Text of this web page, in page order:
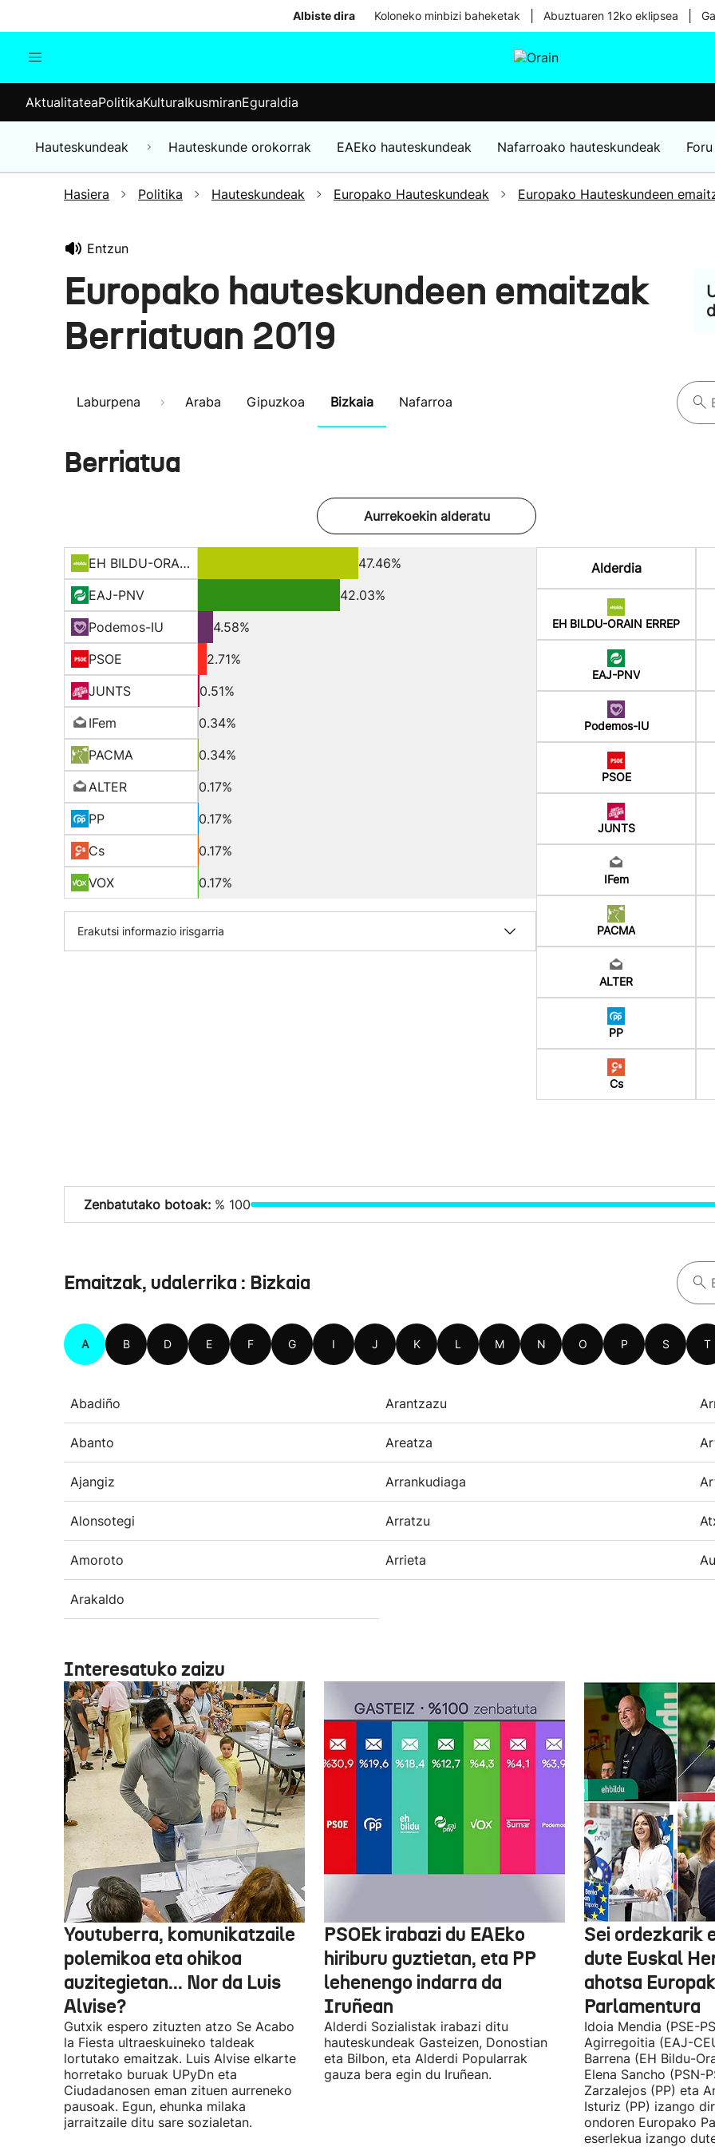
Albiste dira Koloneko minbizi baheketak Abuztuaren 12ko eklipsea
Munduko albisteak
Hauteskundeak
AktualitateaPolitikaKulturaIkusmiranEguraldia
Hauteskundeak Hauteskunde orokorrak EAEko hauteskundeak Nafarroako hauteskundeak
Hasiera Politika Hauteskundeak Europako Hauteskundeak Europako Hauteskundeen
Entzun
Europako hauteskundeen emaitzak
Berriatuan 2019
Laburpena Araba Gipuzkoa Bizkaia Nafarroa
Berriatua
Aurrekoekin alderatu
EH BILDU-ORAIN ERREP
47.46%
EAJ-PNV
42.03%
Podemos-IU
4.58%
PSOE
2.71%
JUNTS
0.51%
IFem
0.34%
PACMA
0.34%
ALTER
0.17%
PP
0.17%
Cs
0.17%
VOX
0.17%
Erakutsi informazio irisgarria
Alderdia
EH BILDU-ORAIN ERREP
EAJ-PNV
Podemos-IU
PSOE
JUNTS
IFem
PACMA
ALTER
PP
Cs
Zenbatutako botoak: % 100
Emaitzak, udalerrika : Bizkaia
A B D E F G I J K L M N O P S T
Abadiño Arantzazu
Abanto Areatza
Ajangiz Arrankudiaga
Alonsotegi Arratzu
Amoroto Arrieta
Arakaldo
Interesatuko zaizu
Youtuberra, komunikatzaile
polemikoa eta ohikoa
auzitegietan... Nor da Luis
Alvise?
Gutxik espero zituzten atzo Se Acabo
la Fiesta ultraeskuineko taldeak
lortutako emaitzak. Luis Alvise elkarte
horretako buruak UPyDn eta
Ciudadanosen eman zituen aurreneko
pausoak. Egun, ehunka milaka
jarraitzaile ditu sare sozialetan.
PSOEk irabazi du EAEko
hiriburu guztietan, eta PP
lehenengo indarra da
Iruñean
Alderdi Sozialistak irabazi ditu
hauteskundeak Gasteizen, Donostian
eta Bilbon, eta Alderdi Popularrak
gauza bera egin du Iruñean.
Sei ordezkarik
dute Euskal
ahotsa
Parlamentura
Idoia Mendia (PSE-
Agirregoitia (EAJ-
Barrena (EH Bildu-
Elena Sancho (PSN-
Zarzalejos (PP) eta
Isturiz (PP) izango
ondoren Europako
eserlekua izango